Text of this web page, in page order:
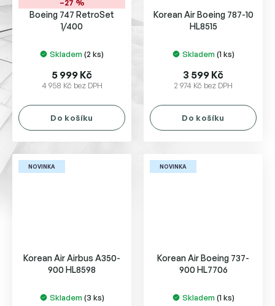
–27 %
Boeing 747 RetroSet
1/400
Skladem (2 ks)
4 958 Kč bez DPH
5 999 Kč
Do košíku
Korean Air Boeing 787-10
HL8515
Skladem (1 ks)
2 974 Kč bez DPH
3 599 Kč
Do košíku
NOVINKA
Korean Air Airbus A350-
900 HL8598
Skladem (3 ks)
NOVINKA
Korean Air Boeing 737-
900 HL7706
Skladem (1 ks)